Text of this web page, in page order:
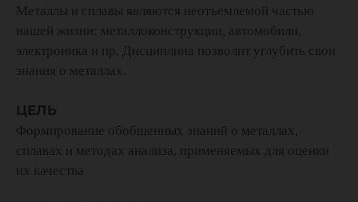
Металлы и сплавы являются неотъемлемой частью
нашей жизни: металлоконструкции, автомобили,
электроника и пр. Дисциплина позволит углубить свои
знания о металлах.
ЦЕЛЬ
Формирование обобщенных знаний о металлах,
сплавах и методах анализа, применяемых для оценки
их качества